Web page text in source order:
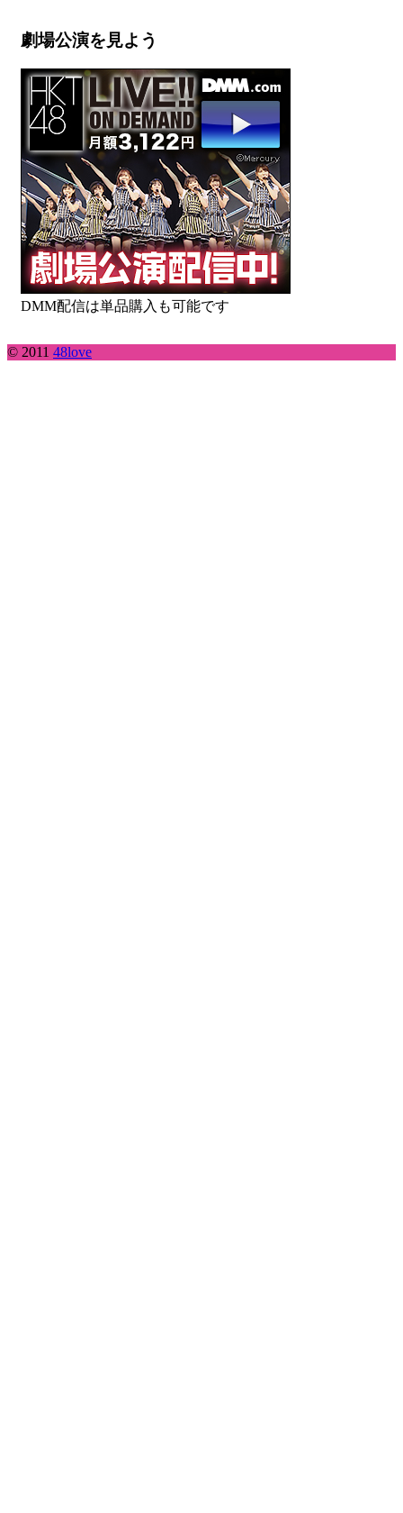
劇場公演を見よう
DMM配信は単品購入も可能です
© 2011 48love